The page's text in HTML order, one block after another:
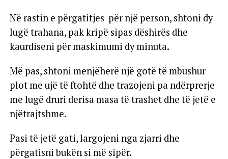
Në rastin e përgatitjes për një person, shtoni dy
lugë trahana, pak kripë sipas dëshirës dhe
kaurdiseni për maskimumi dy minuta.
Më pas, shtoni menjëherë një gotë të mbushur
plot me ujë të ftohtë dhe trazojeni pa ndërprerje
me lugë druri derisa masa të trashet dhe të jetë e
njëtrajtshme.
Pasi të jetë gati, largojeni nga zjarri dhe
përgatisni bukën si më sipër.